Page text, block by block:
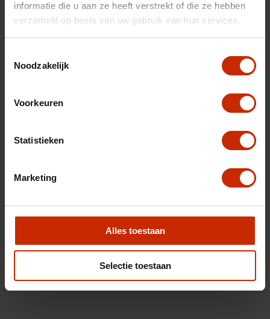
informatie die u aan ze heeft verstrekt of die ze hebben
verzameld op basis van uw gebruik van hun services.
Noodzakelijk
Voorkeuren
Statistieken
Marketing
Alles toestaan
Selectie toestaan